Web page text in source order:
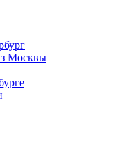
Москвы